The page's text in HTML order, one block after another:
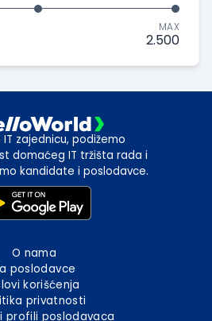
MAX
2.500
zajednicu, podižemo
domaćeg IT tržišta rada i
kandidate i poslodavce.
O nama
poslodavce
korišćenja
privatnosti
profili poslodavaca